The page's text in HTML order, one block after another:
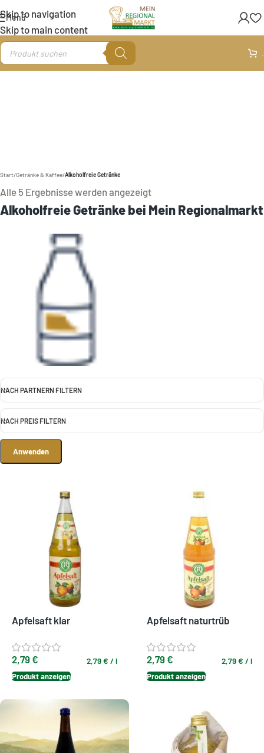
Skip to navigation
Skip to main content
Menü
.
Start/Getränke & Kaffee/Alkoholfreie Getränke
Alle 5 Ergebnisse werden angezeigt
Alkoholfreie Getränke bei Mein Regionalmarkt
NACH PARTNERN FILTERN
NACH PREIS FILTERN
Anwenden
Apfelsaft klar
2,79 € 2,79€ /l
Produkt anzeigen
Apfelsaft naturtrüb
2,79 € 2,79€ /l
Produkt anzeigen